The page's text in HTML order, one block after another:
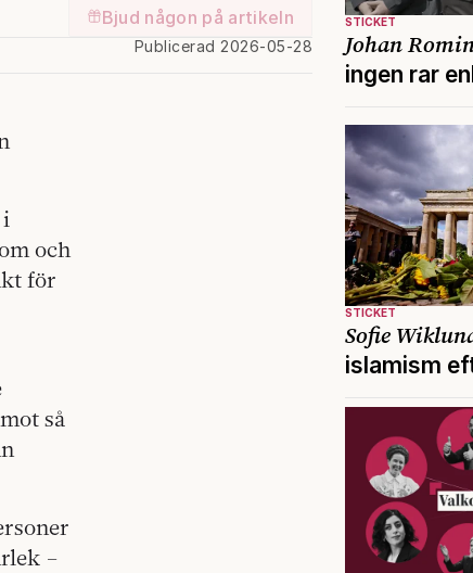
Bjud någon på artikeln
Publicerad 2026-05-28
i
och
för
så
–
STICKET
Johan
ingen rar
STICKET
Sofie
islamism